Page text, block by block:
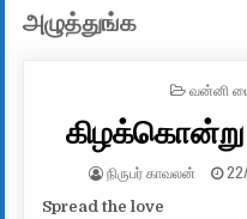
அழுத்துங்க
POSTED
வன்னி
கிழக்கொன்று
AUTHOR:
நிருபர் காவலன்
Spread the love